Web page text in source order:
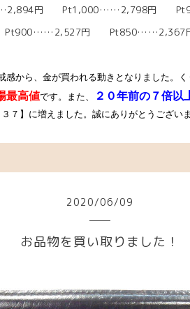
円 Pt1,000……2,798円
Pt900……2,527円 Pt850……2,367
から、金が買われる動きとなりました。
最高値です。また、 ２０年前の７倍以
７】に増えました。誠にありがとうござい
2020/06/09
お品物を買い取りました！